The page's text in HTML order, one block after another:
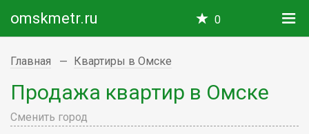
omskmetr.ru 0
Главная Квартиры в Омске
Продажа квартир в Омске
Сменить город